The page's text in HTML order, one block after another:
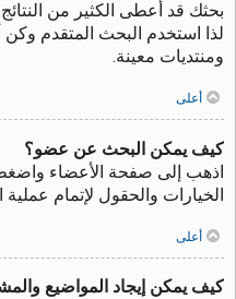
بحثك قد أعطى الكثير من
لذا استخدم البحث المتقدم
ومنتديات معينة.
أعلى
كيف يمكن البحث عن عضو؟
اذهب إلى صفحة الأعضاء
الخيارات والحقول لإتمام
أعلى
كيف يمكن إيجاد المواضيع